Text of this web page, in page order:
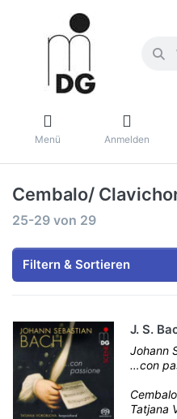
Menü Anmelden
Cembalo/
25-29 von 29
Filtern & Sortieren
J. S.
Johann
…con
Tatjana